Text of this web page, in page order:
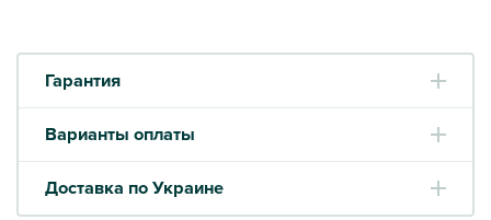
Гарантия
Варианты оплаты
Доставка по Украине